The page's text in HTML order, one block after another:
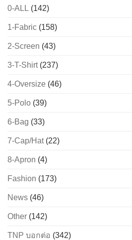
0-ALL (142)
1-Fabric (158)
2-Screen (43)
3-T-Shirt(237)
4-Oversize (46)
5-Polo (39)
6-Bag (33)
7-Cap/Hat(22)
8-Apron (4)
Fashion (173)
News (46)
Other (142)
TNP บอกต่อ (342)